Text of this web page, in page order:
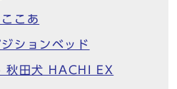
こあ
ションベッド
秋田犬 HACHI EX